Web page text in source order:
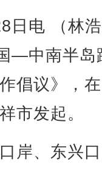
电 （林
—中南半岛
倡议》，
市发起。
、东兴